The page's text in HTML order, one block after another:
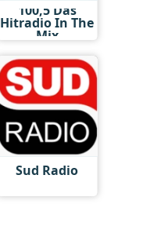
100,5 Das
Hitradio In The
Mix
Sud Radio